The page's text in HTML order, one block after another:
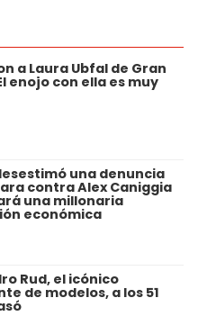
a Laura Ubfal de Gran
enojo con ella es muy
una denuncia
contra Alex Caniggia
una millonaria
económica
Rud, el icónico
de modelos, a los 51